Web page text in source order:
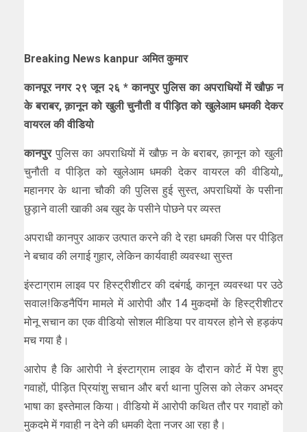
Breaking News kanpur अमित कुमार
कानपूर नगर २९ जून २६ * कानपुर पुलिस का अपराधियों में खौफ़ न
के बराबर, क़ानून को खुली चुनौती व पीड़ित को खुलेआम धमकी देकर
वायरल की वीडियो
कानपुरपुलिस का अपराधियों में खौफ़ न के बराबर, क़ानून को खुली
चुनौती व पीड़ित को खुलेआम धमकी देकर वायरल की वीडियो,,
महानगर के थाना चौकी की पुलिस हुई सुस्त, अपराधियों के पसीना
छुड़ाने वाली खाकी अब खुद के पसीने पोछने पर व्यस्त
अपराधी कानपुर आकर उत्पात करने की दे रहा धमकी जिस पर पीड़ित
ने बचाव की लगाई गुहार, लेकिन कार्यवाही व्यवस्था सुस्त
इंस्टाग्राम लाइव पर हिस्ट्रीशीटर की दबंगई, कानून व्यवस्था पर उठे
सवाल!किडनैपिंग मामले में आरोपी और 14 मुकदमों के हिस्ट्रीशीटर
मोनू सचान का एक वीडियो सोशल मीडिया पर वायरल होने से हड़कंप
मच गया है।
आरोप है कि आरोपी ने इंस्टाग्राम लाइव के दौरान कोर्ट में पेश हुए
गवाहों, पीड़ित प्रियांशु सचान और बर्रा थाना पुलिस को लेकर अभद्र
भाषा का इस्तेमाल किया। वीडियो में आरोपी कथित तौर पर गवाहों को
मुकदमे में गवाही न देने की धमकी देता नजर आ रहा है।